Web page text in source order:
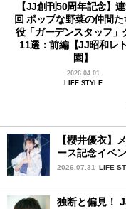
【JJ創刊50周年記念】
回 ポップな野菜の仲間た
役「ガーデンスタッフ」
11選：前編【JJ昭和レ
園】
2026.04.01
LIFE STYLE
【櫻井優衣】
ース記念イベ
2026.07.31 LIFE
独断と偏見！